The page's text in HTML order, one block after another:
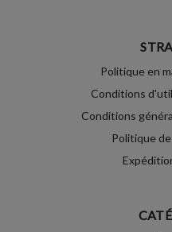
Politique en
Conditions
Conditions
Politique